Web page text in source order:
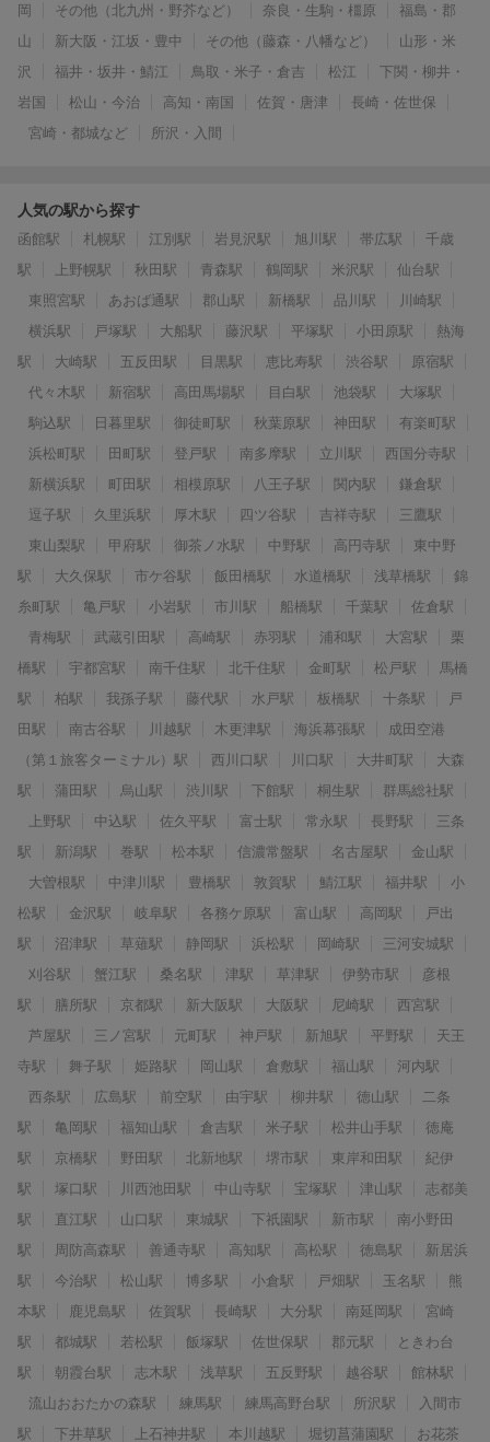
岡
その他（北九州・野芥など） 奈良・生駒・橿原
福島・郡
山
新大阪・江坂・豊中 その他（藤森・八幡など）
山形・米
沢
福井・坂井・鯖江 鳥取・米子・倉吉 松江
下関・柳井・
岩国
松山・今治 高知・南国 佐賀・唐津
長崎・佐世保
宮崎・都城など
所沢・入間
人気の駅から探す
函館駅 札幌駅 江別駅 岩見沢駅 旭川駅 帯広駅
千歳
駅
上野幌駅 秋田駅 青森駅 鶴岡駅 米沢駅
仙台駅
東照宮駅
あおば通駅 郡山駅 新橋駅 品川駅
川崎駅
横浜駅
戸塚駅 大船駅 藤沢駅 平塚駅 小田原駅
熱海
駅
大崎駅 五反田駅 目黒駅 恵比寿駅 渋谷駅
原宿駅
代々木駅
新宿駅 高田馬場駅 目白駅 池袋駅
大塚駅
駒込駅
日暮里駅 御徒町駅 秋葉原駅 神田駅
有楽町駅
浜松町駅
田町駅 登戸駅 南多摩駅 立川駅
西国分寺駅
新横浜駅
町田駅 相模原駅 八王子駅 関内駅
鎌倉駅
逗子駅
久里浜駅 厚木駅 四ツ谷駅 吉祥寺駅
三鷹駅
東山梨駅
甲府駅 御茶ノ水駅 中野駅 高円寺駅
東中野
駅
大久保駅 市ケ谷駅 飯田橋駅 水道橋駅 浅草橋駅
錦
糸町駅
亀戸駅 小岩駅 市川駅 船橋駅 千葉駅
佐倉駅
青梅駅
武蔵引田駅 高崎駅 赤羽駅 浦和駅 大宮駅
栗
橋駅
宇都宮駅 南千住駅 北千住駅 金町駅 松戸駅
馬橋
駅
柏駅 我孫子駅 藤代駅 水戸駅 板橋駅 十条駅
戸
田駅
南古谷駅 川越駅 木更津駅 海浜幕張駅
成田空港
（第１旅客ターミナル）駅
西川口駅 川口駅 大井町駅
大森
駅
蒲田駅 烏山駅 渋川駅 下館駅 桐生駅
群馬総社駅
上野駅
中込駅 佐久平駅 富士駅 常永駅 長野駅
三条
駅
新潟駅 巻駅 松本駅 信濃常盤駅 名古屋駅
金山駅
大曽根駅
中津川駅 豊橋駅 敦賀駅 鯖江駅 福井駅
小
松駅
金沢駅 岐阜駅 各務ケ原駅 富山駅 高岡駅
戸出
駅
沼津駅 草薙駅 静岡駅 浜松駅 岡崎駅
三河安城駅
刈谷駅
蟹江駅 桑名駅 津駅 草津駅 伊勢市駅
彦根
駅
膳所駅 京都駅 新大阪駅 大阪駅 尼崎駅
西宮駅
芦屋駅
三ノ宮駅 元町駅 神戸駅 新旭駅 平野駅
天王
寺駅
舞子駅 姫路駅 岡山駅 倉敷駅 福山駅
河内駅
西条駅
広島駅 前空駅 由宇駅 柳井駅 徳山駅
二条
駅
亀岡駅 福知山駅 倉吉駅 米子駅 松井山手駅
徳庵
駅
京橋駅 野田駅 北新地駅 堺市駅 東岸和田駅
紀伊
駅
塚口駅 川西池田駅 中山寺駅 宝塚駅 津山駅
志都美
駅
直江駅 山口駅 東城駅 下祇園駅 新市駅
南小野田
駅
周防高森駅 善通寺駅 高知駅 高松駅 徳島駅
新居浜
駅
今治駅 松山駅 博多駅 小倉駅 戸畑駅 玉名駅
熊
本駅
鹿児島駅 佐賀駅 長崎駅 大分駅 南延岡駅
宮崎
駅
都城駅 若松駅 飯塚駅 佐世保駅 郡元駅
ときわ台
駅
朝霞台駅 志木駅 浅草駅 五反野駅 越谷駅
館林駅
流山おおたかの森駅
練馬駅 練馬高野台駅 所沢駅
入間市
駅
下井草駅 上石神井駅 本川越駅 堀切菖蒲園駅 お花茶